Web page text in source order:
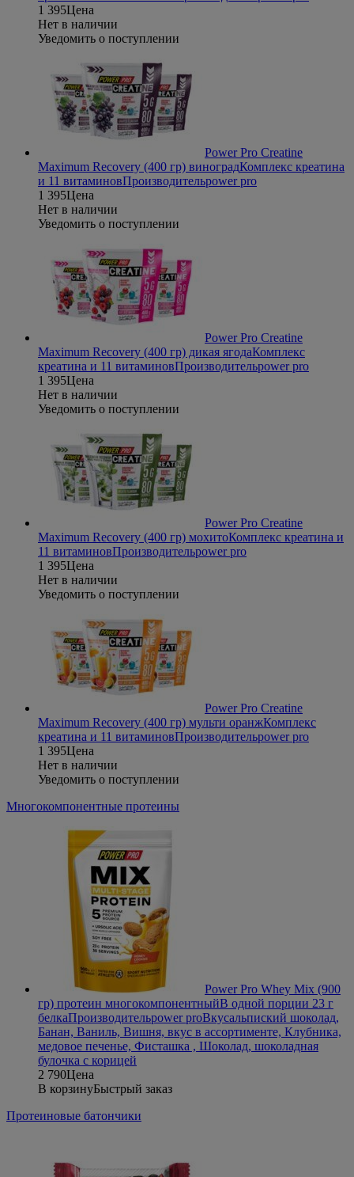
1 395Цена
Нет в наличии
Уведомить о поступлении
Power Pro Creatine
Maximum Recovery (400 гр) виноградКомплекс креатина
и 11 витаминовПроизводительpower pro
1 395Цена
Нет в наличии
Уведомить о поступлении
Power Pro Creatine
Maximum Recovery (400 гр) дикая ягодаКомплекс
креатина и 11 витаминовПроизводительpower pro
1 395Цена
Нет в наличии
Уведомить о поступлении
Power Pro Creatine
Maximum Recovery (400 гр) мохитоКомплекс креатина и
11 витаминовПроизводительpower pro
1 395Цена
Нет в наличии
Уведомить о поступлении
Power Pro Creatine
Maximum Recovery (400 гр) мульти оранжКомплекс
креатина и 11 витаминовПроизводительpower pro
1 395Цена
Нет в наличии
Уведомить о поступлении
Многокомпонентные протеины
Power Pro Whey Mix (900
гр) протеин многокомпонентныйВ одной порции 23 г
белкаПроизводительpower proВкусальпиский шоколад,
Банан, Ваниль, Вишня, вкус в ассортименте, Клубника,
медовое печенье, Фисташка , Шоколад, шоколадная
булочка с корицей
2 790Цена
В корзинуБыстрый заказ
Протеиновые батончики